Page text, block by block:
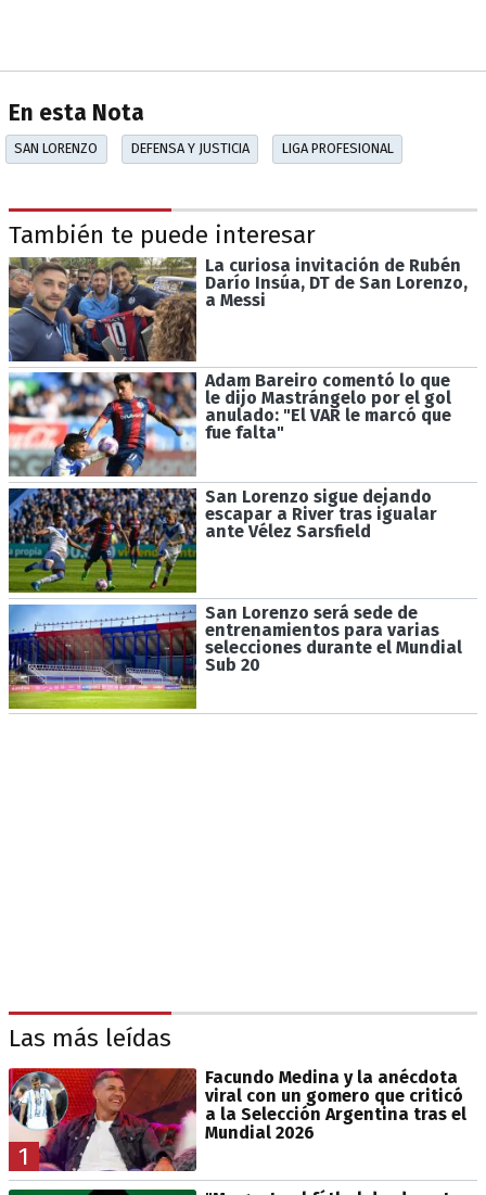
En esta Nota
SAN LORENZO DEFENSA Y JUSTICIA LIGA PROFESIONAL
También te puede interesar
La curiosa invitación de Rubén
Darío Insúa, DT de San Lorenzo,
a Messi
Adam Bareiro comentó lo que
le dijo Mastrángelo por el gol
anulado: "El VAR le marcó que
fue falta"
San Lorenzo sigue dejando
escapar a River tras igualar
ante Vélez Sarsfield
San Lorenzo será sede de
entrenamientos para varias
selecciones durante el Mundial
Sub 20
Las más leídas
1
Facundo Medina y la anécdota
viral con un gomero que criticó
a la Selección Argentina tras el
Mundial 2026